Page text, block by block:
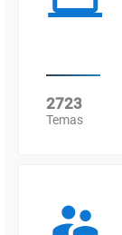
2723
Temas